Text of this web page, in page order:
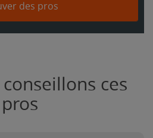
des pros
ces
pros